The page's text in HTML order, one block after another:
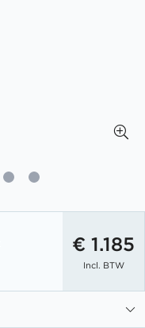
€ 1.185
Incl. BTW